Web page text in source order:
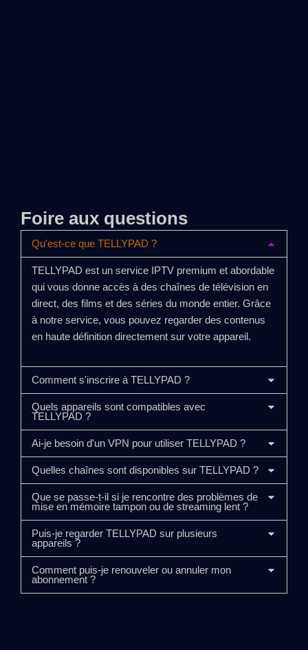
Foire aux questions
Qu'est-ce que TELLYPAD ?
TELLYPAD est un service IPTV premium et abordable
qui vous donne accès à des chaînes de télévision en
direct, des films et des séries du monde entier. Grâce
à notre service, vous pouvez regarder des contenus
en haute définition directement sur votre appareil.
Comment s'inscrire à TELLYPAD ?
Quels appareils sont compatibles avec
TELLYPAD ?
Ai-je besoin d'un VPN pour utiliser TELLYPAD ?
Quelles chaînes sont disponibles sur TELLYPAD ?
Que se passe-t-il si je rencontre des problèmes de
mise en mémoire tampon ou de streaming lent ?
Puis-je regarder TELLYPAD sur plusieurs
appareils ?
Comment puis-je renouveler ou annuler mon
abonnement ?